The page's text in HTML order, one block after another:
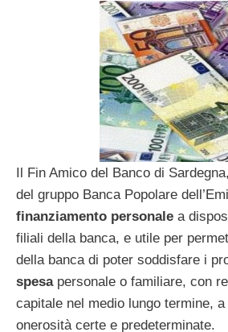
Il Fin Amico del Banco di
del gruppo Banca Popolare
finanziamento personale a
filiali della banca, e utile per
della banca di poter soddisfare i
spesapersonale o familiare, con
capitale nel medio lungo termine,
onerosità certe e predeterminate.